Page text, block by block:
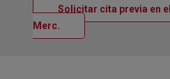
Solicitar cita previa en
Merc. Ventana nueva